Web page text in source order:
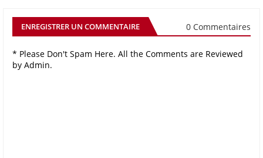
ENREGISTRER UN COMMENTAIRE 0 Commentaires
* Please Don't Spam Here. All the Comments are Reviewed
by Admin.